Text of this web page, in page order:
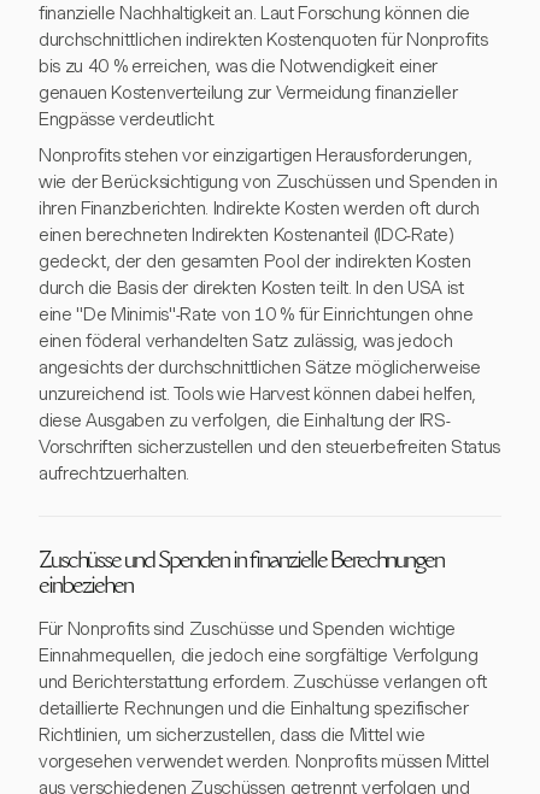
finanzielle Nachhaltigkeit an. Laut Forschung können die
durchschnittlichen indirekten Kostenquoten für Nonprofits
bis zu 40 % erreichen, was die Notwendigkeit einer
genauen Kostenverteilung zur Vermeidung finanzieller
Engpässe verdeutlicht.
Nonprofits stehen vor einzigartigen Herausforderungen,
wie der Berücksichtigung von Zuschüssen und Spenden in
ihren Finanzberichten. Indirekte Kosten werden oft durch
einen berechneten Indirekten Kostenanteil (IDC-Rate)
gedeckt, der den gesamten Pool der indirekten Kosten
durch die Basis der direkten Kosten teilt. In den USA ist
eine "De Minimis"-Rate von 10 % für Einrichtungen ohne
einen föderal verhandelten Satz zulässig, was jedoch
angesichts der durchschnittlichen Sätze möglicherweise
unzureichend ist. Tools wie Harvest können dabei helfen,
diese Ausgaben zu verfolgen, die Einhaltung der IRS-
Vorschriften sicherzustellen und den steuerbefreiten Status
aufrechtzuerhalten.
Zuschüsse und Spenden in finanzielle Berechnungen
einbeziehen
Für Nonprofits sind Zuschüsse und Spenden wichtige
Einnahmequellen, die jedoch eine sorgfältige Verfolgung
und Berichterstattung erfordern. Zuschüsse verlangen oft
detaillierte Rechnungen und die Einhaltung spezifischer
Richtlinien, um sicherzustellen, dass die Mittel wie
vorgesehen verwendet werden. Nonprofits müssen Mittel
aus verschiedenen Zuschüssen getrennt verfolgen und